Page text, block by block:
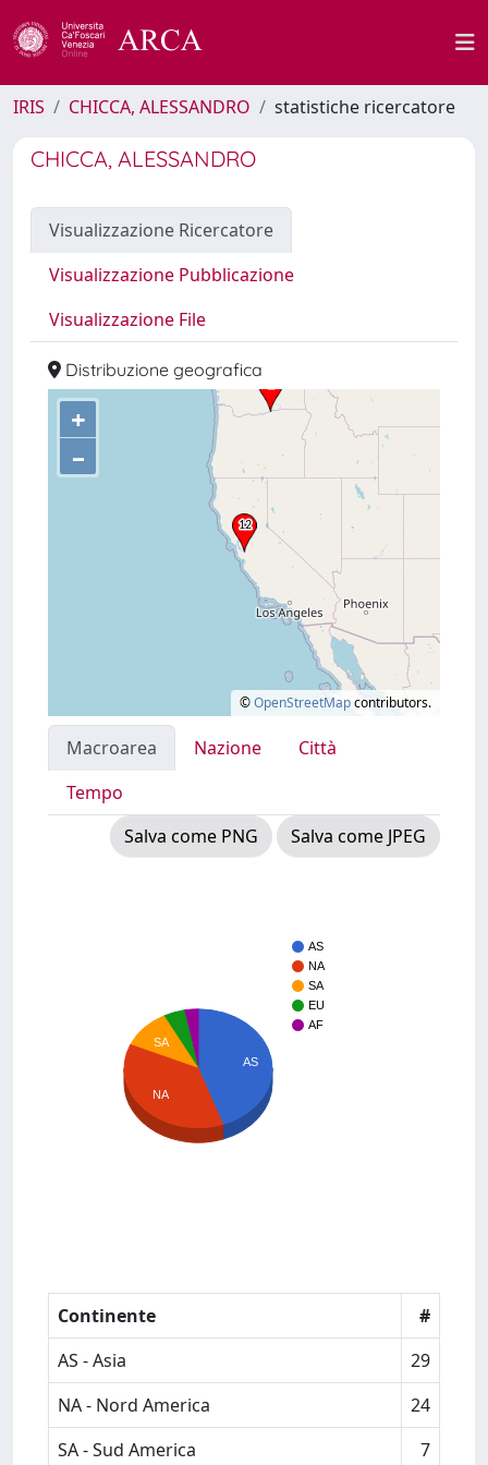
IRIS CHICCA, ALESSANDRO statistiche ricercatore
CHICCA, ALESSANDRO
Visualizzazione Ricercatore
Visualizzazione Pubblicazione
Visualizzazione File
Distribuzione geografica
+
–
©OpenStreetMapcontributors.
Macroarea Nazione
Città
Tempo
Salva come PNG
Salva come JPEG
AS
NA
SA
EU
AF
AS
SA
NA
Continente
#
AS - Asia
29
NA - Nord America
24
SA - Sud America
7